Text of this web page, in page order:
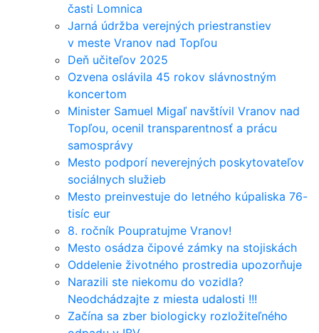
časti Lomnica
Jarná údržba verejných priestranstiev
v meste Vranov nad Topľou
Deň učiteľov 2025
Ozvena oslávila 45 rokov slávnostným
koncertom
Minister Samuel Migaľ navštívil Vranov nad
Topľou, ocenil transparentnosť a prácu
samosprávy
Mesto podporí neverejných poskytovateľov
sociálnych služieb
Mesto preinvestuje do letného kúpaliska 76-
tisíc eur
8. ročník Poupratujme Vranov!
Mesto osádza čipové zámky na stojiskách
Oddelenie životného prostredia upozorňuje
Narazili ste niekomu do vozidla?
Neodchádzajte z miesta udalosti !!!
Začína sa zber biologicky rozložiteľného